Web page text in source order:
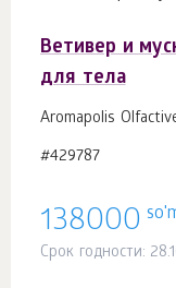
Ветивер и
для тела
Aromapolis
#429787
138000
Срок годности: